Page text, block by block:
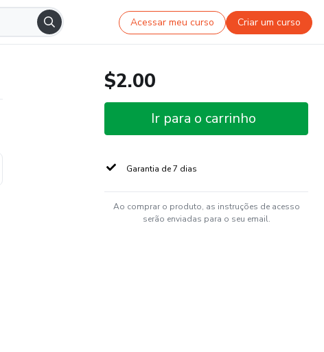
Acessar meu curso Criar um curso
$2.00
Ir para o carrinho
Garantia de 7 dias
Ao comprar o produto, as instruções de acesso
serão enviadas para o seu email.